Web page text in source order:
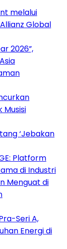
melalui
Global
2026”,
Musisi
‘Jebakan
Platform
di Industri
Menguat di
Seri A,
Energi di